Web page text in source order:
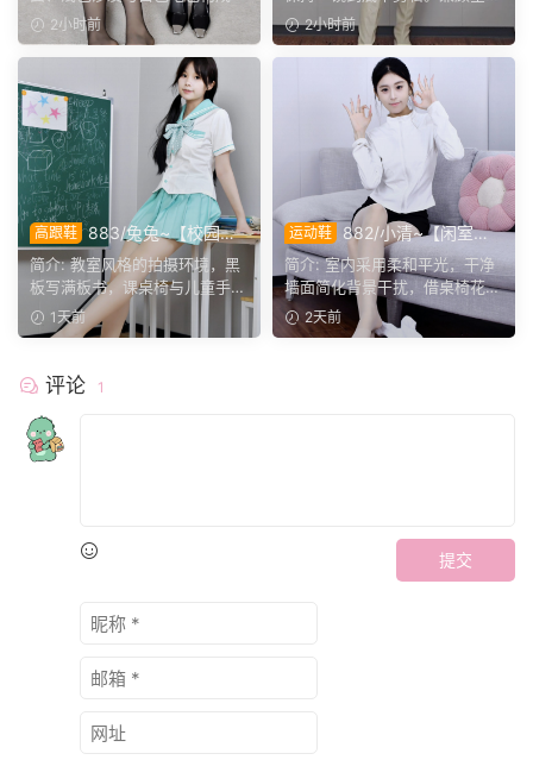
净背景，地面预留充足活...
2小时前
人像与靴筒足部特写交...
2小时前
高跟鞋 883/兔兔~【校园清
欢】黑板课桌椅为伴，水手服
演绎烂漫青春光景。
简介: 教室风格的拍摄环境，黑
板写满板书，课桌椅与儿童手绘
作品烘托校园氛围。兔...
1天前
运动鞋
882/小清~【闲室倩
影】素室柔光映穿搭，多样姿
态演绎清爽休闲格调。
简介: 室内采用柔和平光，干净
墙面简化背景干扰，借桌椅花艺
丰富画面层次。兼顾全...
2天前
评论 1
提交